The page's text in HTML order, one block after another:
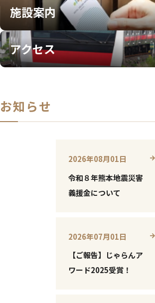
施設案内
アクセス
お知らせ
2026年08月01日
令和８年熊本地震災害
義援金について
2026年07月01日
【ご報告】じゃらんア
ワード2025受賞！